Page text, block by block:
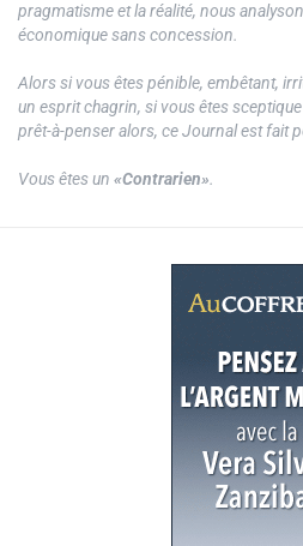
pragmatisme et la réalité, nous
économique sans concession.
Alors si vous êtes pénible, embêtant,
un esprit chagrin, si vous êtes
prêt-à-penser alors, ce Journal est fait
Vous êtes un «Contrarien».